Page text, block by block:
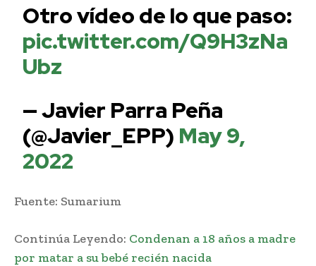
Otro vídeo de lo que paso:
pic.twitter.com/Q9H3zNa
Ubz
— Javier Parra Peña
(@Javier_EPP) May 9,
2022
Fuente: Sumarium
Continúa Leyendo: Condenan a 18 años a madre
por matar a su bebé recién nacida